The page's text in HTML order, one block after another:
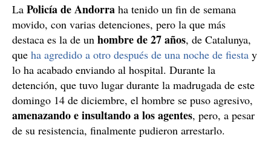
La Policía de Andorra ha tenido un fin de semana
movido, con varias detenciones, pero la que más
destaca es la de un hombre de 27 años, de Catalunya,
que ha agredido a otro después de una noche de fiesta y
lo ha acabado enviando al hospital. Durante la
detención, que tuvo lugar durante la madrugada de este
domingo 14 de diciembre, el hombre se puso agresivo,
amenazando e insultando a los agentes, pero, a pesar
de su resistencia, finalmente pudieron arrestarlo.